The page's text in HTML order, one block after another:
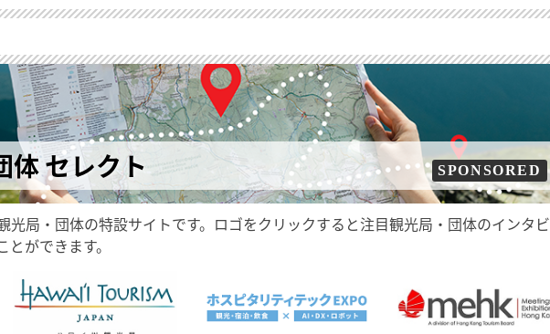
体 セレクト SPONSORED
光局・団体の特設サイトです。ロゴをクリックすると注目観光局・団体のインタビ
ができます。